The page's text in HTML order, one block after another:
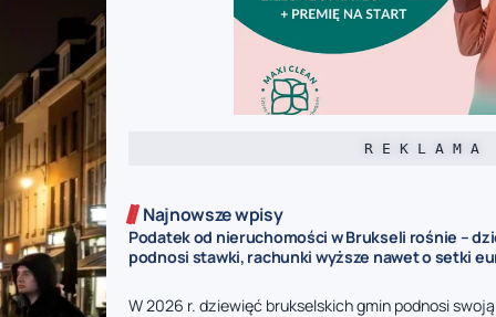
R E K L A M A
Najnowsze wpisy
Podatek od nieruchomości w Brukseli rośnie –
podnosi stawki, rachunki wyższe nawet o setki
W 2026 r. dziewięć brukselskich gmin podnosi